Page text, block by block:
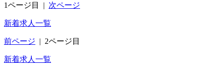
1ページ目 | 次ページ
新着求人一覧
前ページ | 2ページ目
新着求人一覧